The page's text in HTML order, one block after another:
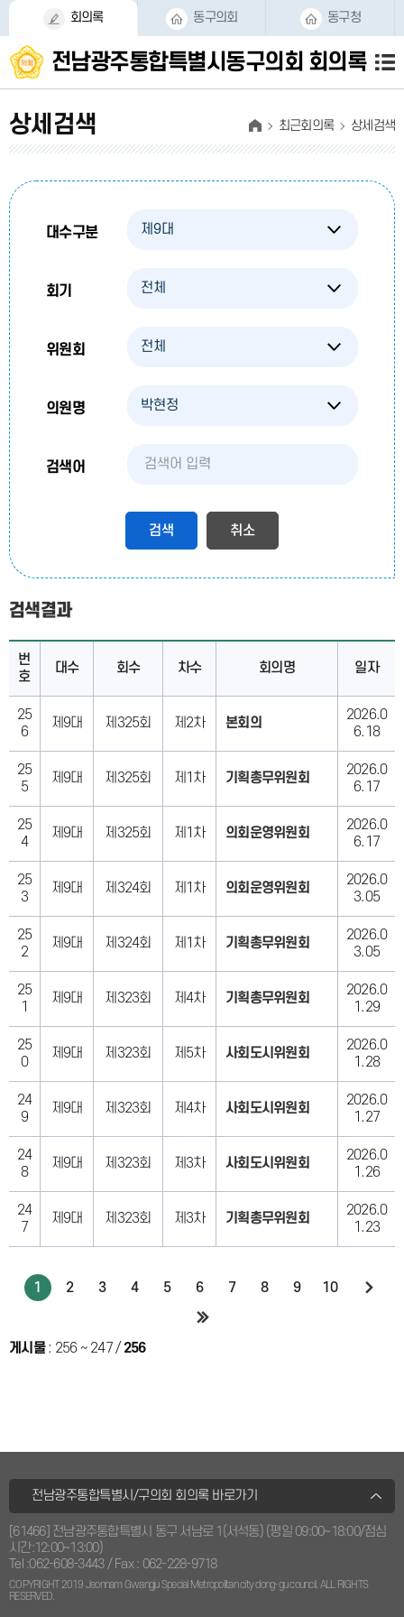
본문바로가기
회의록 동구의회 동구청
전남광주통합특별시동구의회 회의록
상세검색 최근회의록 상세검색
대수구분
회기
위원회
의원명
검색어
검색
검색결과
번
호
대수 회수 차수 회의명 일자
25
6
제9대 제325회 제2차 본회의
2026.0
6.18
25
5
제9대 제325회 제1차 기획총무위원회
2026.0
6.17
25
4
제9대 제325회 제1차 의회운영위원회
2026.0
6.17
25
3
제9대 제324회 제1차 의회운영위원회
2026.0
3.05
25
2
제9대 제324회 제1차 기획총무위원회
2026.0
3.05
25
1
제9대 제323회 제4차 기획총무위원회
2026.0
1.29
25
0
제9대 제323회 제5차 사회도시위원회
2026.0
1.28
24
9
제9대 제323회 제4차 사회도시위원회
2026.0
1.27
24
8
제9대 제323회 제3차 사회도시위원회
2026.0
1.26
24
7
제9대 제323회 제3차 기획총무위원회
2026.0
1.23
1 2 3 4 5 6 7 8 9 10
게시물: 256 ~ 247/ 256
[61466] 전남광주통합특별시 동구 서남로 1(서석동) (평일 09:00~18:00/점심
시간:12:00~13:00)
Tel :062-608-3443/ Fax : 062-228-9718
COPYRIGHT 2019 Jeonnam Gwangju Special Metropolitan city dong-gu council. ALL RIGHTS
RESERVED.
전남광주통합특별시/구의회 회의록 바로가기